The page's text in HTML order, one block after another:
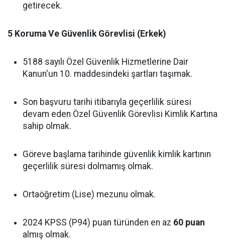
getirecek.
5 Koruma Ve Güvenlik Görevlisi (Erkek)
5188 sayılı Özel Güvenlik Hizmetlerine Dair
Kanun'un 10. maddesindeki şartları taşımak.
Son başvuru tarihi itibarıyla geçerlilik süresi
devam eden Özel Güvenlik Görevlisi Kimlik Kartına
sahip olmak.
Göreve başlama tarihinde güvenlik kimlik kartının
geçerlilik süresi dolmamış olmak.
Ortaöğretim (Lise) mezunu olmak.
2024 KPSS (P94) puan türünden en az 60 puan
almış olmak.